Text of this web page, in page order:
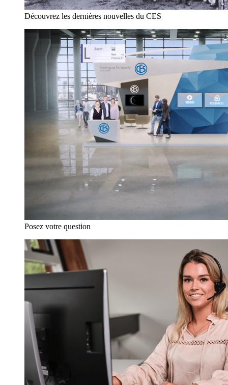
Découvrez les dernières nouvelles du CES
Posez votre question